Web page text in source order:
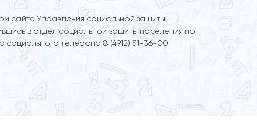
сайте Управления социальной защиты
в отдел социальной защиты населения по
социального телефона 8 (4912) 51-36-00.